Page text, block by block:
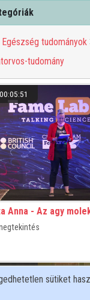
Egészség tudományok
tudomány
00:05:51
Anna - Az agy
sütiket